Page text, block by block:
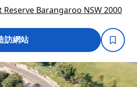
Barangaroo NSW 2000
訪網站